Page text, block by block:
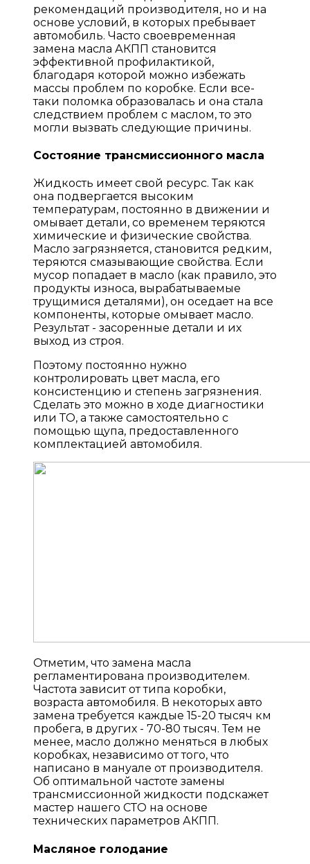
рекомендаций производителя, но и на
основе условий, в которых пребывает
автомобиль. Часто своевременная
замена масла АКПП становится
эффективной профилактикой,
благодаря которой можно избежать
массы проблем по коробке. Если все-
таки поломка образовалась и она стала
следствием проблем с маслом, то это
могли вызвать следующие причины.
Состояние трансмиссионного масла
Жидкость имеет свой ресурс. Так как
она подвергается высоким
температурам, постоянно в движении и
омывает детали, со временем теряются
химические и физические свойства.
Масло загрязняется, становится редким,
теряются смазывающие свойства. Если
мусор попадает в масло (как правило, это
продукты износа, вырабатываемые
трущимися деталями), он оседает на все
компоненты, которые омывает масло.
Результат - засоренные детали и их
выход из строя.
Поэтому постоянно нужно
контролировать цвет масла, его
консистенцию и степень загрязнения.
Сделать это можно в ходе диагностики
или ТО, а также самостоятельно с
помощью щупа, предоставленного
комплектацией автомобиля.
Отметим, что замена масла
регламентирована производителем.
Частота зависит от типа коробки,
возраста автомобиля. В некоторых авто
замена требуется каждые 15-20 тысяч км
пробега, в других - 70-80 тысяч. Тем не
менее, масло должно меняться в любых
коробках, независимо от того, что
написано в мануале от производителя.
Об оптимальной частоте замены
трансмиссионной жидкости подскажет
мастер нашего СТО на основе
технических параметров АКПП.
Масляное голодание